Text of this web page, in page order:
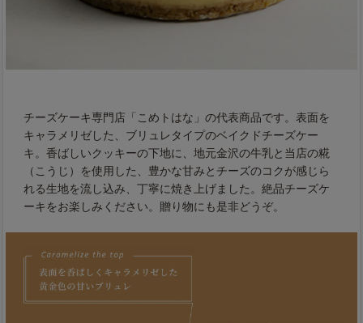
チーズケーキ専門店「こめトはな」の代表商品です。表面を
キャラメリゼした、ブリュレタイプのベイクドチーズケー
キ。香ばしいクッキーの下地に、地元金沢の牛乳と当店の糀
（こうじ）を使用した、豊かな甘みとチーズのコクが感じら
れる生地を流し込み、丁寧に焼き上げました。絶品チーズケ
ーキをお楽しみください。贈り物にも是非どうぞ。